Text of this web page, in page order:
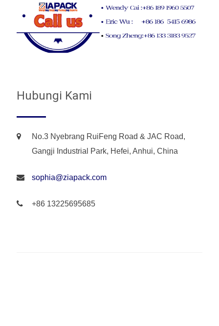
Hubungi Kami
No.3 Nyebrang RuiFeng Road & JAC Road,
Gangji Industrial Park, Hefei, Anhui, China
sophia@ziapack.com
+86 13225695685